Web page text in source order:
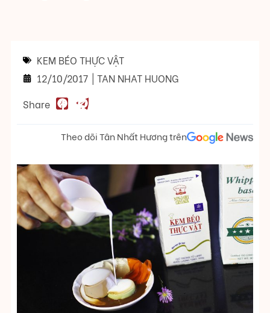
KEM BÉO THỰC VẬT
12/10/2017 | TAN NHAT HUONG
Share
Theo dõi Tân Nhất Hương trên